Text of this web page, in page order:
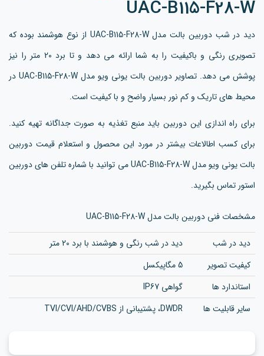
UAC-B115-F28-W
دید در شب دوربین بالت مدل UAC-B115-F28-W از نوع هوشمند بوده که
تصویری رنگی و باکیفیت را به شما ارائه می دهد و تا برد 20 متر را نیز
پوشش می دهد. تصاویر دوربین بالت یونی ویو مدل UAC-B115-F28-W در
محیط های تاریک و کم نور بسیار واضح و با کیفیت است.
برای راه اندازی این دوربین باید منبع تغذیه به صورت جداگانه تهیه کنید.
برای کسب اطالاعات بیشتر در مورد این محصول و استعلام قیمت دوربین
بالت یونی ویو مدل UAC-B115-F28-W می توانید با شماره تلفن های دوربین
استور تماس بگیرید.
مشخصات فنی دوربین بالت مدل UAC-B115-F28-W
دید در شب
دید در شب رنگی و هوشمند با برد 20 متر
کیفیت تصویر
5 مگاپیکسل
استاندارد ها
گواهی IP67
سایر قابلیت ها
DWDR، پشتیبانی از TVI/CVI/AHD/CVBS